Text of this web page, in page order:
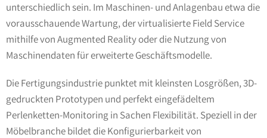
unterschiedlich sein. Im Maschinen- und Anlagenbau etwa die
vorausschauende Wartung, der virtualisierte Field Service
mithilfe von Augmented Reality oder die Nutzung von
Maschinendaten für erweiterte Geschäftsmodelle.
Die Fertigungsindustrie punktet mit kleinsten Losgrößen, 3D-
gedruckten Prototypen und perfekt eingefädeltem
Perlenketten-Monitoring in Sachen Flexibilität. Speziell in der
Möbelbranche bildet die Konfigurierbarkeit von